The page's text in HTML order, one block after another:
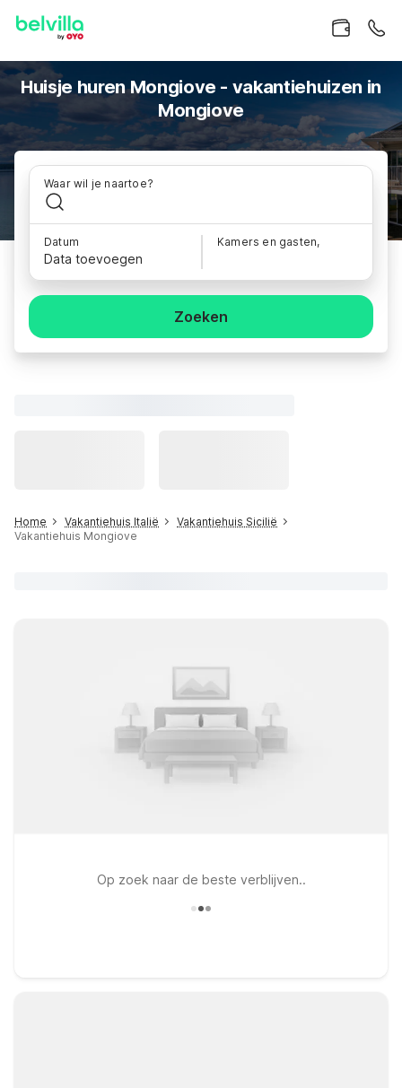
Huisje huren Mongiove - vakantiehuizen in
Mongiove
Waar wil je naartoe?
Datum
Data toevoegen
Kamers en gasten,
Zoeken
Home Vakantiehuis Italië
Vakantiehuis Sicilië
Vakantiehuis Mongiove
Op zoek naar de beste verblijven..